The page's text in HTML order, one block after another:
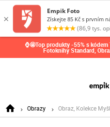
⌚🤩Top produkty -55% s
Fotoknihy Standard,
Obrazy Obraz, Kolekce